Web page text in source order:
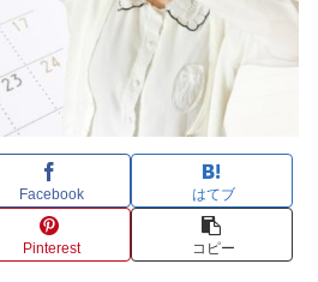
Facebook はてブ
Pinterest コピー